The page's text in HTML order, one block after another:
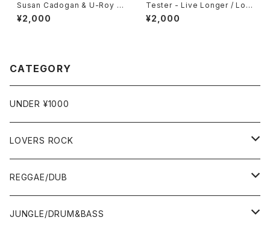
Susan Cadogan & U-Roy -
Hurt So Good [Ariwa / 1
9??]
¥2,000
Tester - Live Longer / Lov
e Is All [Tester Series / 20
07]
¥2,000
CATEGORY
UNDER ¥1000
LOVERS ROCK
7"
12"
REGGAE/DUB
7"
JUNGLE/DRUM&BASS